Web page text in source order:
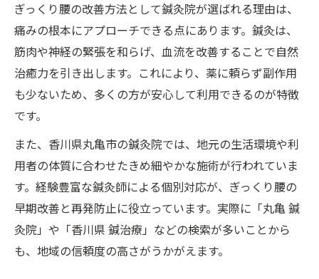
ぎっくり腰の改善方法として鍼灸院が選ばれる理由は、
痛みの根本にアプローチできる点にあります。鍼灸は、
筋肉や神経の緊張を和らげ、血流を改善することで自然
治癒力を引き出します。これにより、薬に頼らず副作用
も少ないため、多くの方が安心して利用できるのが特徴
です。
また、香川県丸亀市の鍼灸院では、地元の生活環境や利
用者の体質に合わせたきめ細やかな施術が行われていま
す。経験豊富な鍼灸師による個別対応が、ぎっくり腰の
早期改善と再発防止に役立っています。実際に「丸亀 鍼
灸院」や「香川県 鍼治療」などの検索が多いことから
も、地域の信頼度の高さがうかがえます。